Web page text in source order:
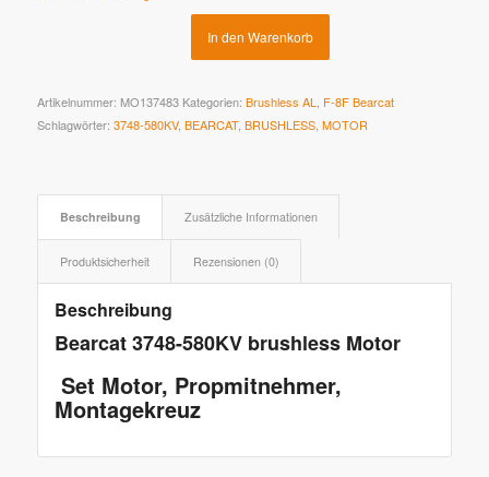
In den Warenkorb
Artikelnummer: MO137483 Kategorien: Brushless AL
F-8F Bearcat
Schlagwörter: 3748-580KV, BEARCAT, BRUSHLESS, MOTOR
Beschreibung Zusätzliche Informationen
Produktsicherheit Rezensionen (0)
Beschreibung
Bearcat 3748-580KV brushless Motor
Set Motor, Propmitnehmer,
Montagekreuz